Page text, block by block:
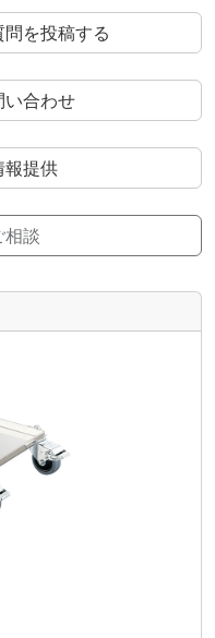
を投稿する
い合わせ
報提供
相談